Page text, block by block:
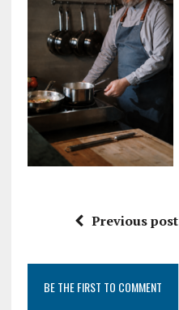
Previous post
BE THE FIRST TO COMMENT